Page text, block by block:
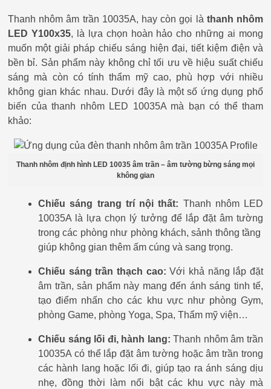
Thanh nhôm âm trần 10035A, hay còn gọi là thanh nhôm
LED Y100x35, là lựa chọn hoàn hảo cho những ai mong
muốn một giải pháp chiếu sáng hiện đại, tiết kiệm điện và
bền bỉ. Sản phẩm này không chỉ tối ưu về hiệu suất chiếu
sáng mà còn có tính thẩm mỹ cao, phù hợp với nhiều
không gian khác nhau. Dưới đây là một số ứng dụng phổ
biến của thanh nhôm LED 10035A mà bạn có thể tham
khảo:
Thanh nhôm định hình LED 10035 âm trần – âm tường bừng sáng mọi
không gian
Chiếu sáng trang trí nội thất: Thanh nhôm LED
10035A là lựa chọn lý tưởng để lắp đặt âm tường
trong các phòng như phòng khách, sảnh thông tầng
giúp không gian thêm ấm cúng và sang trọng.
Chiếu sáng trần thạch cao: Với khả năng lắp đặt
âm trần, sản phẩm này mang đến ánh sáng tinh tế,
tạo điểm nhấn cho các khu vực như phòng Gym,
phòng Game, phòng Yoga, Spa, Thẩm mỹ viện…
Chiếu sáng lối đi, hành lang: Thanh nhôm âm trần
10035A có thể lắp đặt âm tường hoặc âm trần trong
các hành lang hoặc lối đi, giúp tạo ra ánh sáng dịu
nhẹ, đồng thời làm nổi bật các khu vực này mà